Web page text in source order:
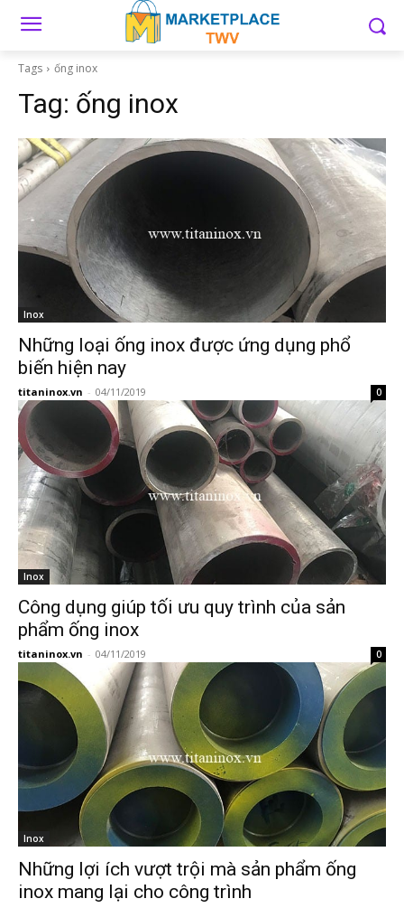
Tags ống inox
Tag: ống inox
Inox
Những loại ống inox được ứng dụng phổ
biến hiện nay
titaninox.vn - 04/11/2019 0
Inox
Công dụng giúp tối ưu quy trình của sản
phẩm ống inox
titaninox.vn - 04/11/2019 0
Inox
Những lợi ích vượt trội mà sản phẩm ống
inox mang lại cho công trình